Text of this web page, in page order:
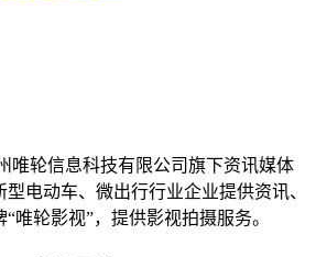
唯轮信息科技有限公司旗下资讯媒体
电动车、微出行行业企业提供资讯、
唯轮影视”，提供影视拍摄服务。